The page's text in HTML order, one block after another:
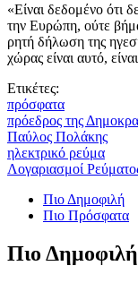
«Είναι δεδομένο ότι
την Ευρώπη, ούτε
ρητή δήλωση της
χώρας είναι αυτό,
Ετικέτες:
πρόσφατα
πρόεδρος της
Παύλος Πολάκης
ηλεκτρικό ρεύμα
Λογαριασμοί
Πιο Δημοφιλή
Πιο Πρόσφατα
Πιο Δημοφιλή